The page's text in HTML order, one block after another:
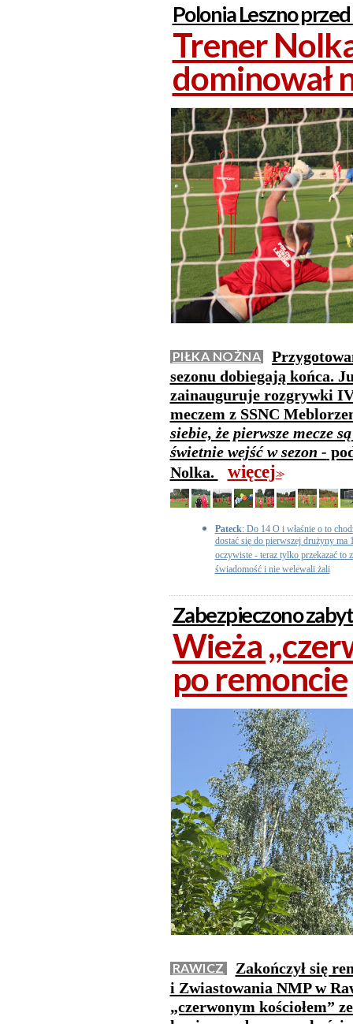
Polonia Leszno
Trener
dominował
PIŁKA NOŻNA
sezonu dobiegają końca.
zainauguruje rozgrywki
meczem z SSNC
siebie, że pierwsze mecze
świetnie wejść w sezon -
Nolka.
więcej>>
Pateck: Do 14 O i właśnie o to
dostać się do pierwszej drużyny ma
oczywiste - teraz tylko przekazać
świadomość i nie welewali żali
Zabezpieczono
Wieża
po remoncie
RAWICZ
Zakończył się
i Zwiastowania NMP w
„czerwonym kościołem”